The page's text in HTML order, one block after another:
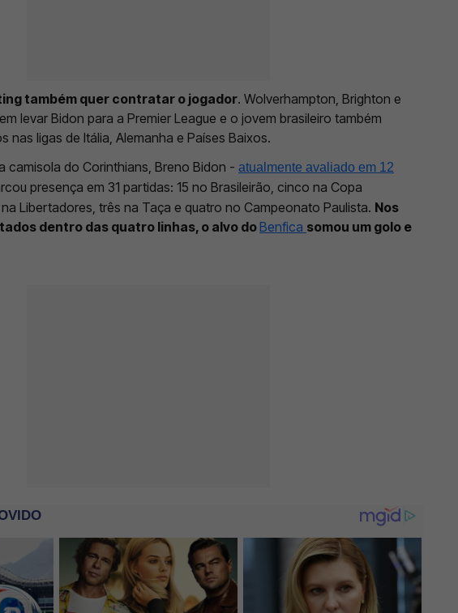
também quer contratar o jogador. Wolverhampton, Brighton e
levar Bidon para a Premier League e o jovem brasileiro também
nas ligas de Itália, Alemanha e Países Baixos.
camisola do Corinthians, Breno Bidon - atualmente avaliado em 12
presença em 31 partidas: 15 no Brasileirão, cinco na Copa
Libertadores, três na Taça e quatro no Campeonato Paulista. Nos
dentro das quatro linhas, o alvo doBenfica somou um golo e